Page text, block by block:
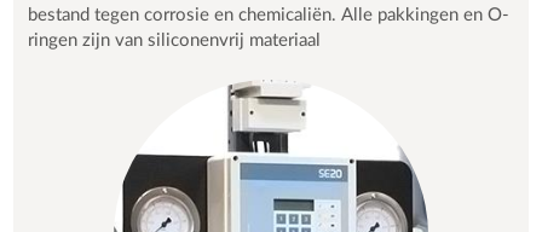
bestand tegen corrosie en chemicaliën. Alle pakkingen en O-
ringen zijn van siliconenvrij materiaal